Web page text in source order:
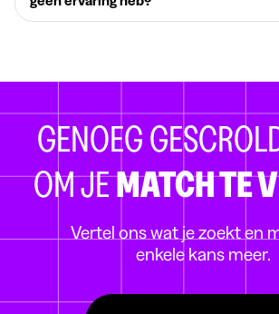
GENOEG
OM JEMATCH TE
Vertel ons wat je zoekt en
enkele kans meer.